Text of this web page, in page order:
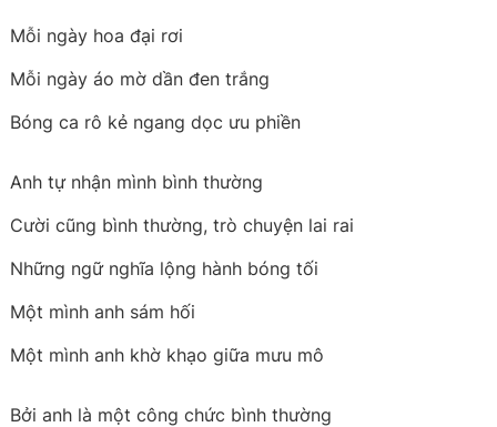
Mỗi ngày hoa đại rơi
Mỗi ngày áo mờ dần đen trắng
Bóng ca rô kẻ ngang dọc ưu phiền
Anh tự nhận mình bình thường
Cười cũng bình thường, trò chuyện lai rai
Những ngữ nghĩa lộng hành bóng tối
Một mình anh sám hối
Một mình anh khờ khạo giữa mưu mô
Bởi anh là một công chức bình thường